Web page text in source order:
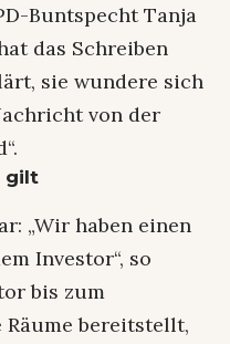
Buntspecht Tanja
das Schreiben
sie wundere sich
von der
gilt
„Wir haben einen
Investor“, so
bis zum
bereitstellt,